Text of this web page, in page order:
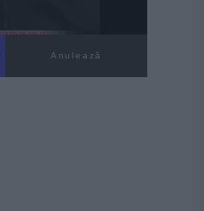
Anulează